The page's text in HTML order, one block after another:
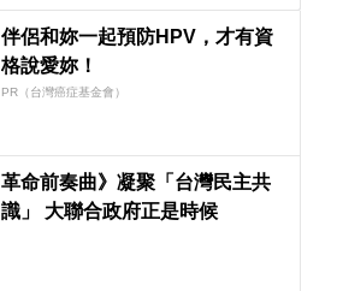
伴侶和妳一起預防HPV，才有資
格說愛妳！
PR（台灣癌症基金會）
革命前奏曲》凝聚「台灣民主共
識」 大聯合政府正是時候